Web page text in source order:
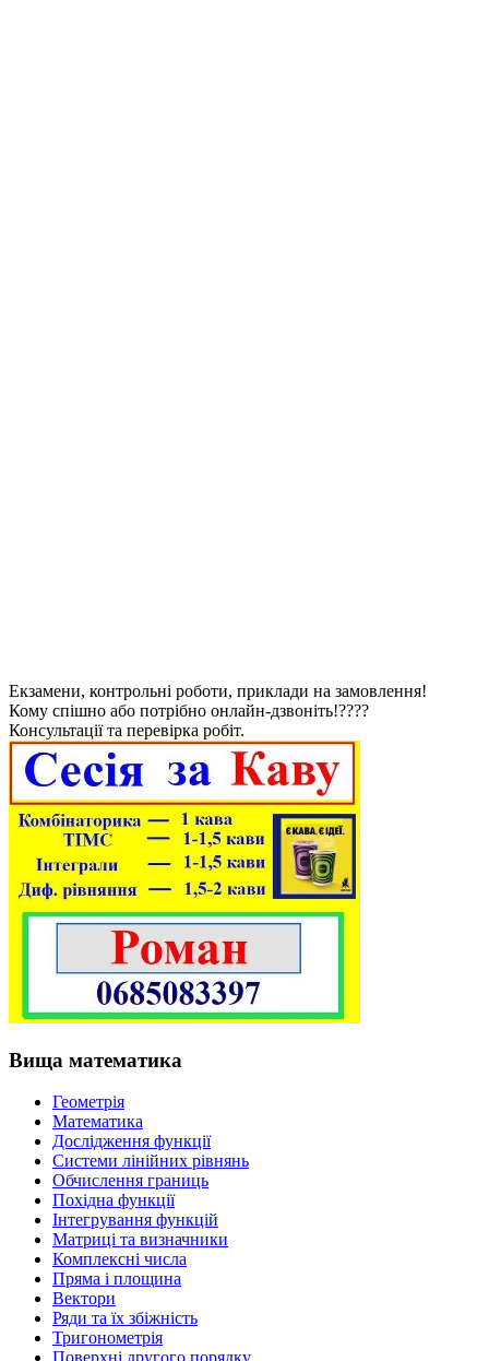
Екзамени, контрольні роботи, приклади на замовлення!
Кому спішно або потрібно онлайн-дзвоніть!????
Консультації та перевірка робіт.
Вища математика
Геометрія
Математика
Дослідження функції
Системи лінійних рівнянь
Обчислення границь
Похідна функції
Інтегрування функцій
Матриці та визначники
Комплексні числа
Пряма і площина
Вектори
Ряди та їх збіжність
Тригонометрія